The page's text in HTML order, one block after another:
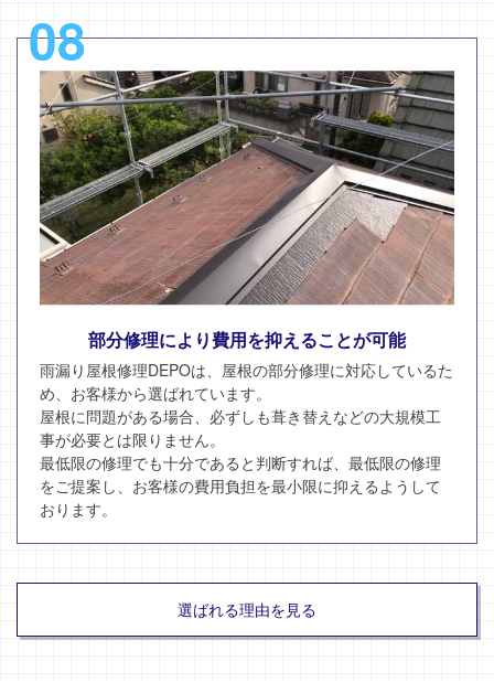
08
部分修理により費用を抑えることが可能
雨漏り屋根修理DEPOは、屋根の部分修理に対応しているた
め、お客様から選ばれています。
屋根に問題がある場合、必ずしも葺き替えなどの大規模工
事が必要とは限りません。
最低限の修理でも十分であると判断すれば、最低限の修理
をご提案し、お客様の費用負担を最小限に抑えるようして
おります。
選ばれる理由を見る